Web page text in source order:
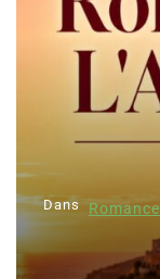
Dans Romance